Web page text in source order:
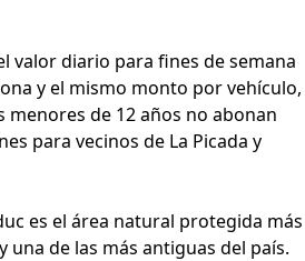
valor diario para fines de semana
y el mismo monto por vehículo,
de 12 años no abonan
para vecinos de La Picada y
es el área natural protegida más
una de las más antiguas del país.